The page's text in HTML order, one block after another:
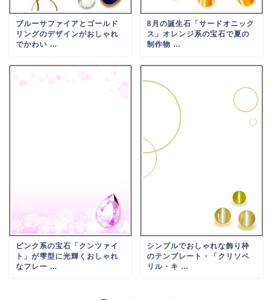
ブルーサファイアとゴールド
リングのデザインがおしゃれ
でかわい …
8月の誕生石「サードオニック
ス」オレンジ系の宝石で夏の
制作物 …
ピンク系の宝石「クンツァイ
ト」が雫型に光輝くおしゃれ
なフレー …
シンプルでおしゃれな飾り枠
のテンプレート・「クリソベ
リル・キ …